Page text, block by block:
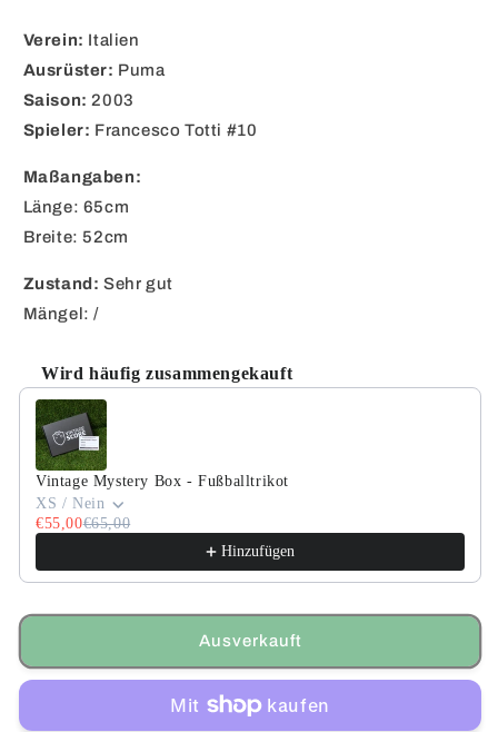
verfügbar
Verein: Italien
Ausrüster: Puma
Saison: 2003
Spieler: Francesco Totti #10
Maßangaben:
Länge: 65cm
Breite: 52cm
Zustand: Sehr gut
Mängel: /
Wird häufig zusammengekauft
Use the Previous and Next buttons to navigate through
Vintage Mystery Box - Fußballtrikot
XS / Nein
€55,00€65,00
Hinzufügen
Ausverkauft